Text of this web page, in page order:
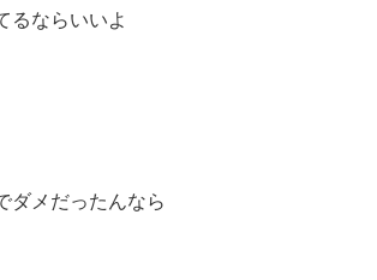
るならいいよ
ダメだったんなら